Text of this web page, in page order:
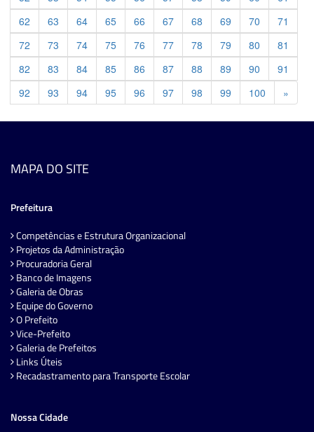
62
63 64 65 66 67 68 69 70
71
72
73 74 75 76 77 78 79 80
81
82
83 84 85 86 87 88 89 90
91
92
93 94 95 96 97 98 99 100 »
MAPA DO SITE
Prefeitura
Competências e Estrutura Organizacional
Projetos da Administração
Procuradoria Geral
Banco de Imagens
Galeria de Obras
Equipe do Governo
O Prefeito
Vice-Prefeito
Galeria de Prefeitos
Links Úteis
Recadastramento para Transporte Escolar
Nossa Cidade